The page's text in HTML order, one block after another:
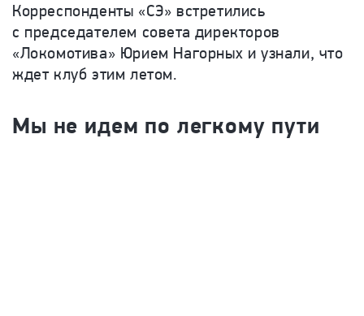
Корреспонденты «СЭ» встретились
с председателем совета директоров
«Локомотива» Юрием Нагорных и узнали, что
ждет клуб этим летом.
Мы не идем по легкому пути